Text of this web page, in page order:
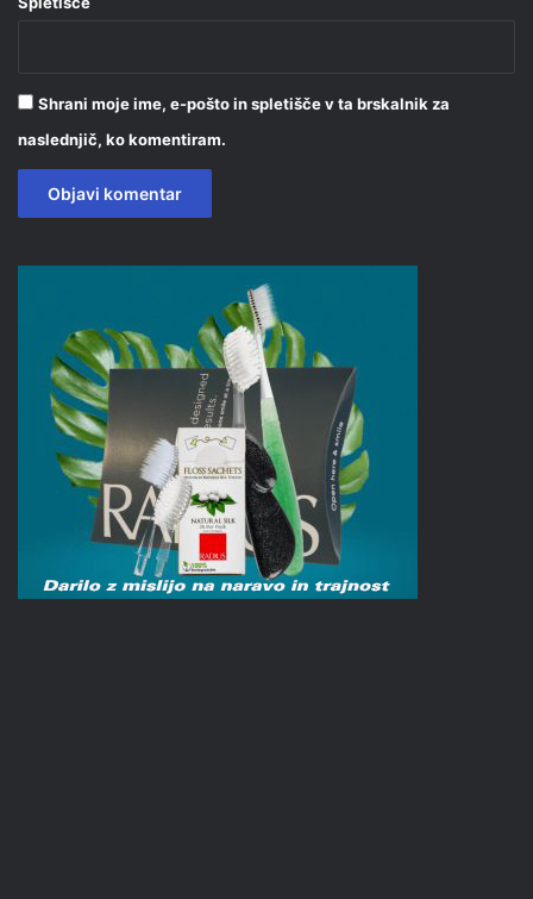
Shrani moje ime, e-pošto in spletišče v ta brskalnik za
naslednjič, ko komentiram.